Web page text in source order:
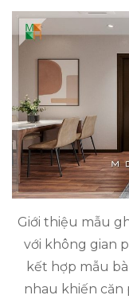
Giới thiệu mẫu
với không gian
kết hợp mẫu
nhau khiến căn